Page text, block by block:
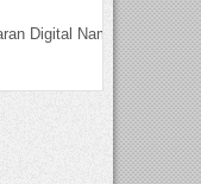
Digital Nama